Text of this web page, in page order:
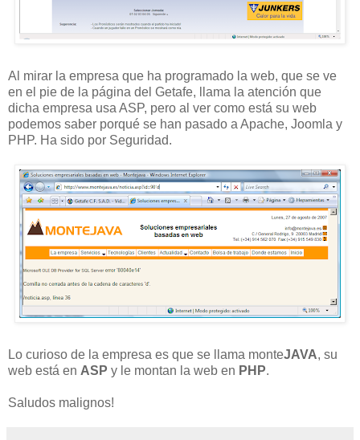
Al mirar la empresa que ha programado la web, que se ve
en el pie de la página del Getafe, llama la atención que
dicha empresa usa ASP, pero al ver como está su web
podemos saber porqué se han pasado a Apache, Joomla y
PHP. Ha sido por Seguridad.
Lo curioso de la empresa es que se llama monteJAVA, su
web está en ASP y le montan la web en PHP.
Saludos malignos!